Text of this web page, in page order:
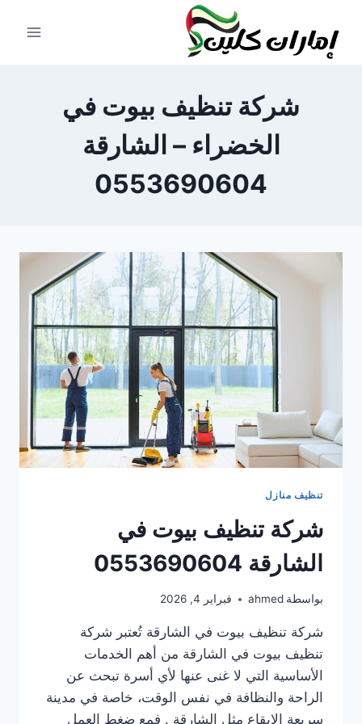
المحتوى
شركة تنظيف بيوت في
الخضراء – الشارقة
0553690604
تنظيف منازل
شركة تنظيف بيوت في
الشارقة 0553690604
بواسطة ahmed فبراير 4, 2026
شركة تنظيف بيوت في الشارقة تُعتبر شركة
تنظيف بيوت في الشارقة من أهم الخدمات
الأساسية التي لا غنى عنها لأي أسرة تبحث عن
الراحة والنظافة في نفس الوقت، خاصة في مدينة
سريعة الإيقاع مثل الشارقة . فمع ضغط العمل